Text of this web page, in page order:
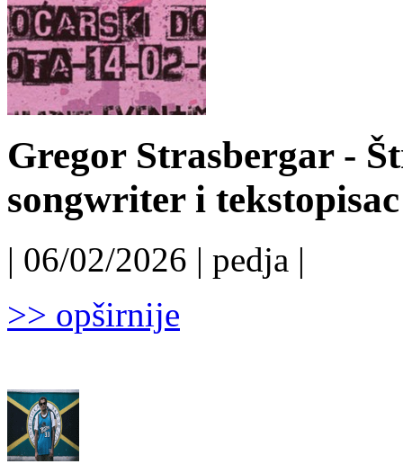
Gregor Strasbergar -
songwriter i
| 06/02/2026 | pedja |
>> opširnije